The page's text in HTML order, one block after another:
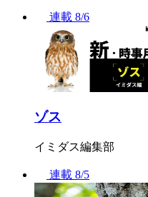
連載 8/6
ゾス
イミダス編集部
連載 8/5